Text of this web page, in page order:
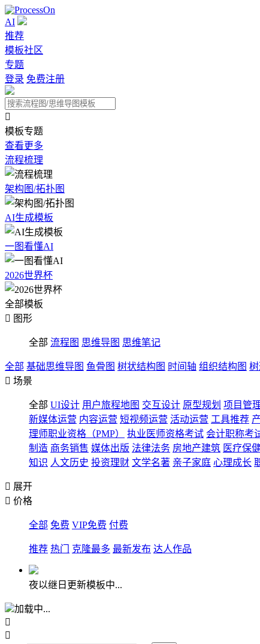
AI
推荐
模板社区
专题
登录 免费注册

模板专题
查看更多
流程梳理
架构图/拓扑图
AI生成模板
一图看懂AI
2026世界杯
全部模板
 图形
全部 流程图 思维导图 思维笔记
全部 基础思维导图 鱼骨图 树状结构图 时间轴 组织结构图 树
 场景
全部 UI设计 用户旅程地图 交互设计 原型规划 项目管
新媒体运营 内容运营 短视频运营 活动运营 工具推荐
理师职业资格（PMP）
执业医师资格考试 会计职称考
制造 商务销售 媒体出版 法律法务 房地产建筑 医疗保
知识 人文历史 投资理财 文学名著 亲子家庭 心理成长
 展开
 价格
全部 免费 VIP免费 付费
推荐 热门 克隆最多 最新发布 达人作品
夜以继日更新模板中...
加载中...

